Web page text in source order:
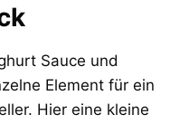
Sauce und
Element für ein
Hier eine kleine